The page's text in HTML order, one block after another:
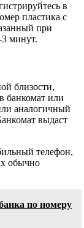
в
пластика с
при
минут.
близости,
банкомат или
аналогичный
выдаст
телефон,
обычно
по номеру